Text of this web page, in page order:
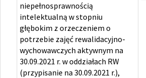
niepełnosprawnością
intelektualną w stopniu
głębokim z orzeczeniem o
potrzebie zajęć rewalidacyjno-
wychowawczych aktywnym na
30.09.2021 r. w oddziałach RW
(przypisanie na 30.09.2021 r.),